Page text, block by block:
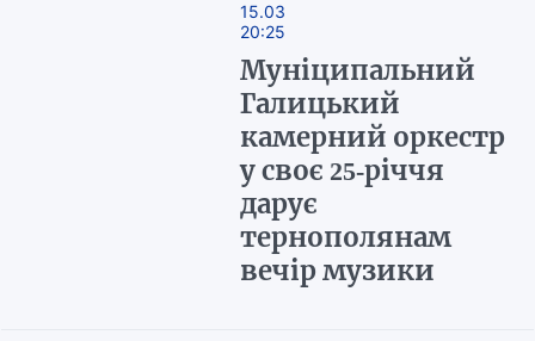
15.03
20:25
Муніципальний
Галицький
камерний оркестр
у своє 25-річчя
дарує
тернополянам
вечір музики